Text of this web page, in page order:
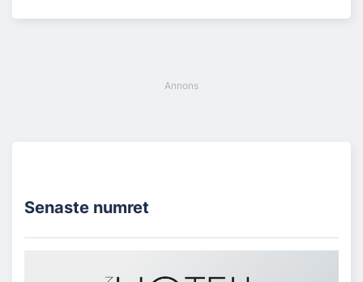
Senaste numret